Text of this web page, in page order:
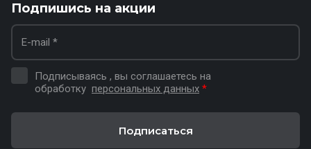
Подпишись на акции
Подписываясь , вы соглашаетесь на
обработку персональных данных *
Подписаться